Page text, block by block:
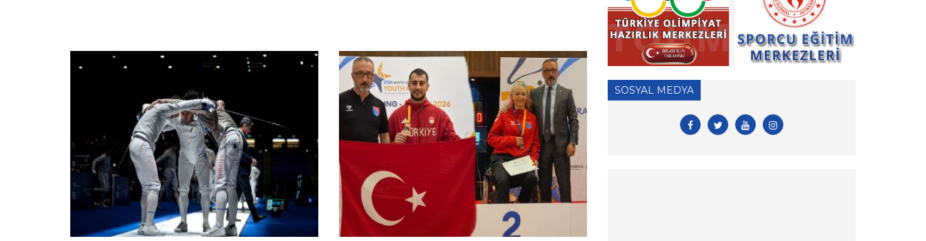
» 2026 Yılı Vizeli Antrenör Listesi
» 2026 Yılı Vize İşlemleri İçin Tesis Yeterlilik
Belgesi Duyurusu
» 2026 yılı Kulüp Spor Dalı Tescili ve Vize
Başvuruları
» 2026 Yılı Sporcu Lisans, Vize ve Transfer
SOSYAL MEDYA